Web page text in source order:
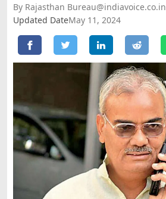
By Rajasthan Bureau@indiavoice.co.in
Updated DateMay 11, 2024